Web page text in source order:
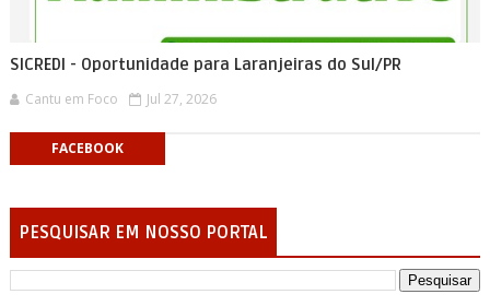
SICREDI - Oportunidade para Laranjeiras do Sul/PR
Cantu em Foco Jul 27, 2026
FACEBOOK
PESQUISAR EM NOSSO PORTAL